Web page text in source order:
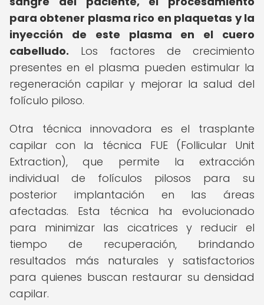
para obtener plasma rico en plaquetas y la
inyección de este plasma en el cuero
cabelludo. Los factores de crecimiento
presentes en el plasma pueden estimular la
regeneración capilar y mejorar la salud del
folículo piloso.
Otra técnica innovadora es el trasplante
capilar con la técnica FUE (Follicular Unit
Extraction), que permite la extracción
individual de folículos pilosos para su
posterior implantación en las áreas
afectadas. Esta técnica ha evolucionado
para minimizar las cicatrices y reducir el
tiempo de recuperación, brindando
resultados más naturales y satisfactorios
para quienes buscan restaurar su densidad
capilar.